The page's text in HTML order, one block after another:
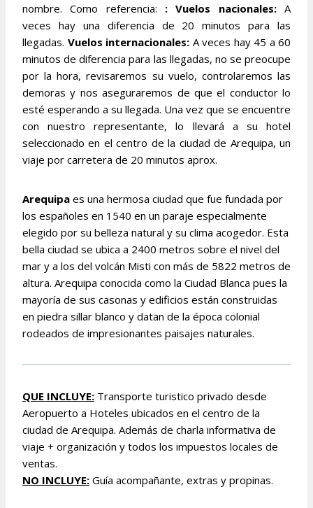
nombre. Como referencia: : Vuelos nacionales:A
veces hay una diferencia de 20 minutos para las
llegadas. Vuelos internacionales: A veces hay 45 a 60
minutos de diferencia para las llegadas, no se preocupe
por la hora, revisaremos su vuelo, controlaremos las
demoras y nos aseguraremos de que el conductor lo
esté esperando a su llegada. Una vez que se encuentre
con nuestro representante, lo llevará a su hotel
seleccionado en el centro de la ciudad de Arequipa, un
viaje por carretera de 20 minutos aprox.
Arequipa es una hermosa ciudad que fue fundada por
los españoles en 1540 en un paraje especialmente
elegido por su belleza natural y su clima acogedor. Esta
bella ciudad se ubica a 2400 metros sobre el nivel del
mar y a los del volcán Misti con más de 5822 metros de
altura. Arequipa conocida como la Ciudad Blanca pues la
mayoría de sus casonas y edificios están construidas
en piedra sillar blanco y datan de la época colonial
rodeados de impresionantes paisajes naturales.
QUE INCLUYE: Transporte turistico privado desde
Aeropuerto a Hoteles ubicados en el centro de la
ciudad de Arequipa. Además de charla informativa de
viaje + organización y todos los impuestos locales de
ventas.
NO INCLUYE: Guía acompañante, extras y propinas.